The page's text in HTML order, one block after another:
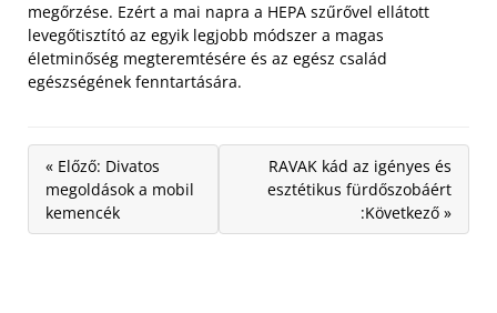
megőrzése. Ezért a mai napra a HEPA szűrővel ellátott
levegőtisztító az egyik legjobb módszer a magas
életminőség megteremtésére és az egész család
egészségének fenntartására.
« Előző: Divatos
megoldások a mobil
kemencék
RAVAK kád az igényes és
esztétikus fürdőszobáért
:Következő »